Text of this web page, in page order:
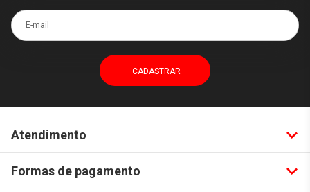
E-mail
Atendimento
Formas de pagamento